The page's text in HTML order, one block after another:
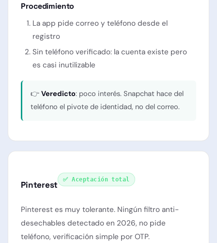
Procedimiento
La app pide correoy teléfono desde el
registro
Sin teléfono verificado: la cuenta existe pero
es casi inutilizable
👉Veredicto: poco interés. Snapchat hace del
teléfono el pivote de identidad, no del correo.
Pinterest
✅ Aceptación total
Pinterest es muy tolerante. Ningún filtro anti-
desechables detectado en 2026, no pide
teléfono, verificación simple por OTP.